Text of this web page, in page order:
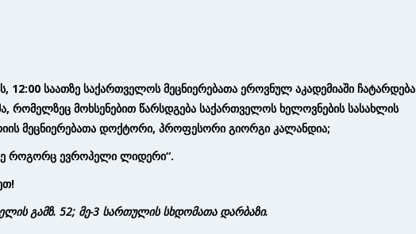
12:00 საათზე საქართველოს მეცნიერებათა ეროვნულ აკადემიაში ჩატარდება
რომელზეც მოხსენებით წარსდგება საქართველოს ხელოვნების სასახლის
მეცნიერებათა დოქტორი, პროფესორი გიორგი კალანდია;
როგორც ევროპელი ლიდერი“.
გამზ. 52; მე-3 სართულის სხდომათა დარბაზი.